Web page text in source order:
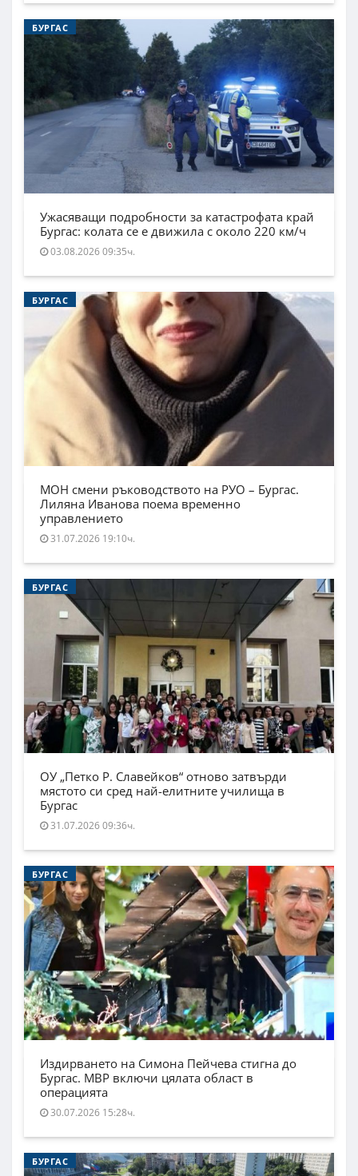
БУРГАС
Ужасяващи подробности за катастрофата край
Бургас: колата се е движила с около 220 км/ч
03.08.2026 09:35ч.
БУРГАС
МОН смени ръководството на РУО – Бургас.
Лиляна Иванова поема временно
управлението
31.07.2026 19:10ч.
БУРГАС
ОУ „Петко Р. Славейков“ отново затвърди
мястото си сред най-елитните училища в
Бургас
31.07.2026 09:36ч.
БУРГАС
Издирването на Симона Пейчева стигна до
Бургас. МВР включи цялата област в
операцията
30.07.2026 15:28ч.
БУРГАС